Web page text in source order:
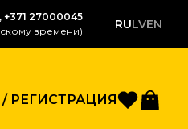
+371 27000045
времени)
RULVEN
РЕГИСТРАЦИЯ